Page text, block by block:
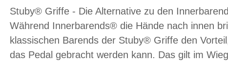
Stuby® Griffe - Die Alternative zu den
Während Innerbarends® die Hände nach innen
klassischen Barends der Stuby® Griffe den
das Pedal gebracht werden kann. Das gilt im